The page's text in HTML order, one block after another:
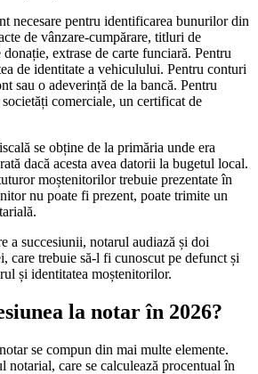
necesare pentru identificarea bunurilor din
de vânzare-cumpărare, titluri de
extrase de carte funciară. Pentru
de identitate a vehiculului. Pentru conturi
sau o adeverință de la bancă. Pentru
comerciale, un certificat de
se obține de la primăria unde era
dacă acesta avea datorii la bugetul local.
moștenitorilor trebuie prezentate în
nu poate fi prezent, poate trimite un
a succesiunii, notarul audiază și doi
care trebuie să-l fi cunoscut pe defunct și
și identitatea moștenitorilor.
la notar în 2026?
se compun din mai multe elemente.
notarial, care se calculează procentual în